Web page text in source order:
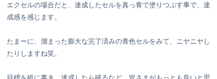
エクセルの場合だと、達成したセルを真っ青で塗りつぶす事で、達
成感を感じます。
たまーに、溜まった膨大な完了済みの青色セルをみて、ニヤニヤし
たりしますね笑。